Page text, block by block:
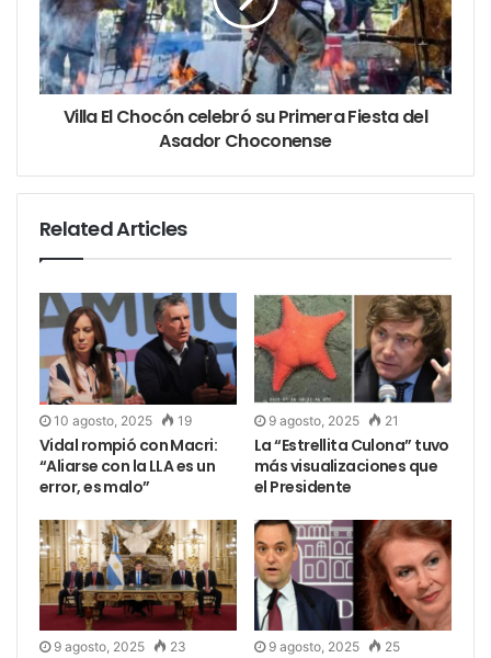
Tags tabula rasa
Villa El Chocón celebró su Primera Fiesta del
Asador Choconense
Related Articles
10 agosto, 2025 19
Vidal rompió con Macri:
“Aliarse con la LLA es un
error, es malo”
9 agosto, 2025 21
La “Estrellita Culona” tuvo
más visualizaciones que
el Presidente
9 agosto, 2025 23 9 agosto, 2025 25